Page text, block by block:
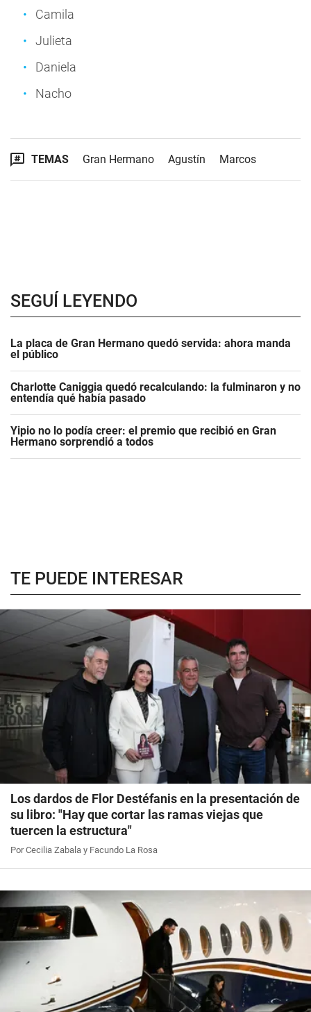
Camila
Julieta
Daniela
Nacho
TEMAS Gran Hermano Agustín Marcos
SEGUÍ LEYENDO
La placa de Gran Hermano quedó servida: ahora manda
el público
Charlotte Caniggia quedó recalculando: la fulminaron y no
entendía qué había pasado
Yipio no lo podía creer: el premio que recibió en Gran
Hermano sorprendió a todos
TE PUEDE INTERESAR
Los dardos de Flor Destéfanis en la presentación de
su libro: "Hay que cortar las ramas viejas que
tuercen la estructura"
Por Cecilia Zabala y Facundo La Rosa